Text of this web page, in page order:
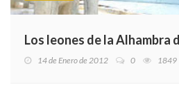
Los leones de la Alhambra
14 de Enero de 2012 0 1849